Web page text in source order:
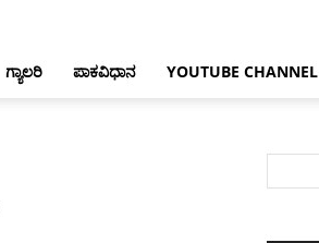
ಗ್ಯಾಲರಿ ಪಾಕವಿಧಾನ YOUTUBE CHANNEL